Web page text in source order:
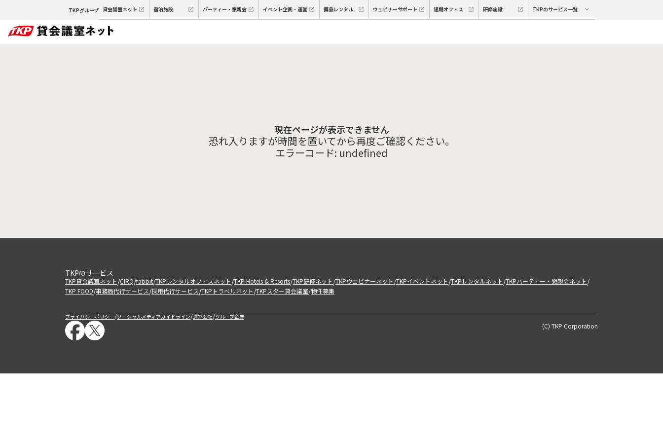
TKPグループ 貸会議室ネット 宿泊施設 パーティー・懇親会 イベント企画・運営 備品レンタル ウェビナーサポート 短期オフィス 研修施設 TKPのサービス一覧
現在ページが表示できません
恐れ入りますが時間を置いてから再度ご確認ください。
エラーコード: undefined
TKPのサービス
TKP貸会議室ネット/CIRQ/fabbit/TKPレンタルオフィスネット/TKP Hotels & Resorts/TKP研修ネット/TKPウェビナーネット/TKPイベントネット/TKPレンタルネット/TKPパーティー・懇親会ネット/
TKP FOOD/事務局代行サービス/採用代行サービス/TKPトラベルネット/TKPスター貸会議室/物件募集
プライバシーポリシー/ソーシャルメディアガイドライン/運営会社/グループ企業
(C) TKP Corporation